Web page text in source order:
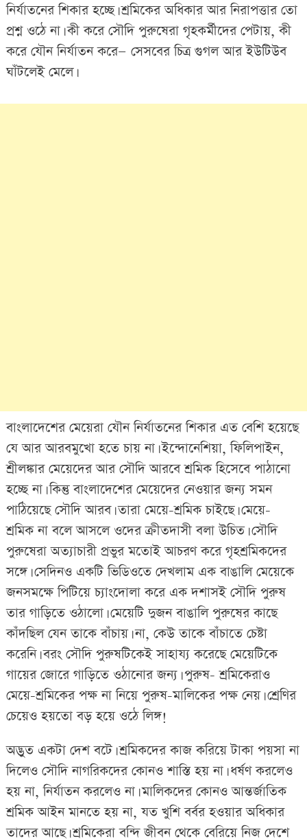
নির্যাতনের শিকার হচ্ছে। শ্রমিকের অধিকার আর নিরাপত্তার তো
প্রশ্ন ওঠে না। কী করে সৌদি পুরুষেরা গৃহকর্মীদের পেটায়, কী
করে যৌন নির্যাতন করে— সেসবের চিত্র গুগল আর ইউটিউব
ঘাঁটলেই মেলে।
বাংলাদেশের মেয়েরা যৌন নির্যাতনের শিকার এত বেশি হয়েছে
যে আর আরবমুখো হতে চায় না। ইন্দোনেশিয়া, ফিলিপাইন,
শ্রীলঙ্কার মেয়েদের আর সৌদি আরবে শ্রমিক হিসেবে পাঠানো
হচ্ছে না। কিন্তু বাংলাদেশের মেয়েদের নেওয়ার জন্য সমন
পাঠিয়েছে সৌদি আরব। তারা মেয়ে-শ্রমিক চাইছে। মেয়ে-
শ্রমিক না বলে আসলে ওদের ক্রীতদাসী বলা উচিত। সৌদি
পুরুষেরা অত্যাচারী প্রভুর মতোই আচরণ করে গৃহশ্রমিকদের
সঙ্গে। সেদিনও একটি ভিডিওতে দেখলাম এক বাঙালি মেয়েকে
জনসমক্ষে পিটিয়ে চ্যাংদোলা করে এক দশাসই সৌদি পুরুষ
তার গাড়িতে ওঠালো। মেয়েটি দুজন বাঙালি পুরুষের কাছে
কাঁদছিল যেন তাকে বাঁচায়। না, কেউ তাকে বাঁচাতে চেষ্টা
করেনি। বরং সৌদি পুরুষটিকেই সাহায্য করেছে মেয়েটিকে
গায়ের জোরে গাড়িতে ওঠানোর জন্য। পুরুষ- শ্রমিকেরাও
মেয়ে-শ্রমিকের পক্ষ না নিয়ে পুরুষ-মালিকের পক্ষ নেয়। শ্রেণির
চেয়েও হয়তো বড় হয়ে ওঠে লিঙ্গ!
অদ্ভুত একটা দেশ বটে। শ্রমিকদের কাজ করিয়ে টাকা পয়সা না
দিলেও সৌদি নাগরিকদের কোনও শাস্তি হয় না। ধর্ষণ করলেও
হয় না, নির্যাতন করলেও না। মালিকদের কোনও আন্তর্জাতিক
শ্রমিক আইন মানতে হয় না, যত খুশি বর্বর হওয়ার অধিকার
তাদের আছে। শ্রমিকেরা বন্দি জীবন থেকে বেরিয়ে নিজ দেশে